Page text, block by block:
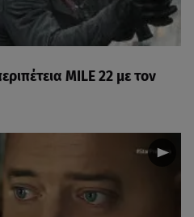
MILE 22 με τον